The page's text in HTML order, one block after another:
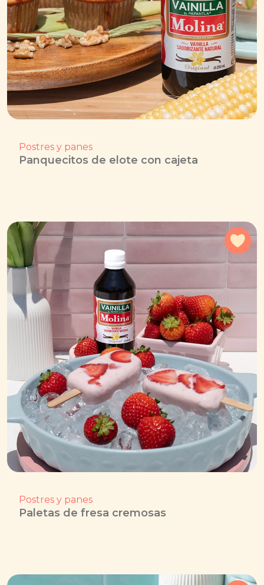
Postres y panes
Panquecitos de elote con cajeta
Postres y panes
Paletas de fresa cremosas